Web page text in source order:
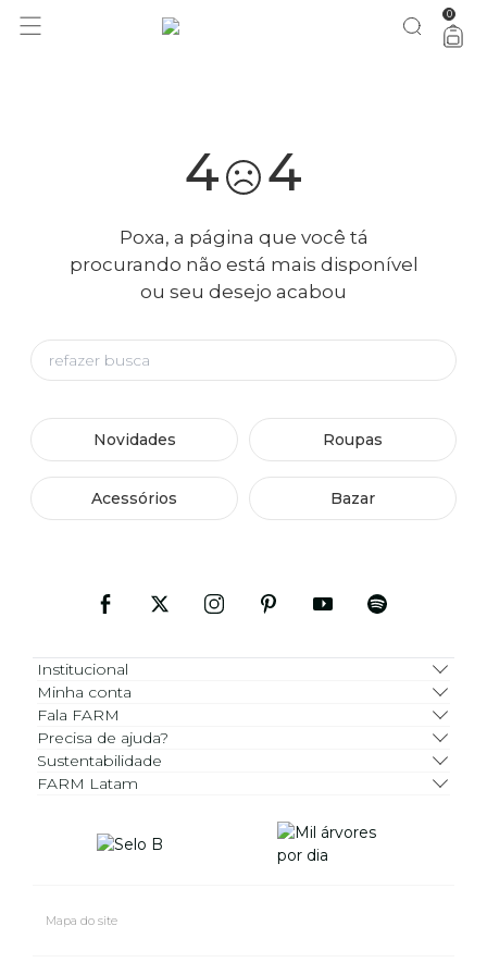
você merece 30% OFF pra comemorar com a gente aproveita! 0
4 4
Poxa, a página que você tá
procurando não está mais disponível
ou seu desejo acabou
Novidades Roupas
Acessórios Bazar
Institucional
Minha conta
Fala FARM
Precisa de ajuda?
Sustentabilidade
FARM Latam
Mapa do site